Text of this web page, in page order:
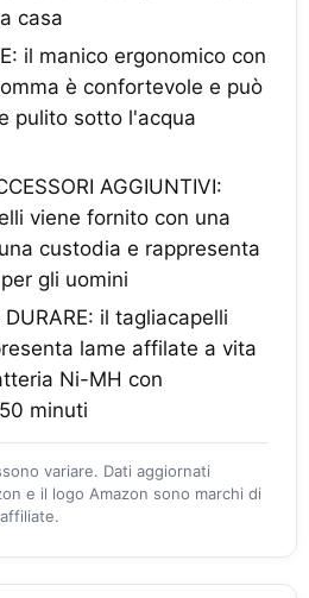
casa
il manico ergonomico con
è confortevole e può
pulito sotto l'acqua
AGGIUNTIVI:
viene fornito con una
custodia e rappresenta
gli uomini
DURARE: il tagliacapelli
lame affilate a vita
Ni-MH con
minuti
variare. Dati aggiornati
e il logo Amazon sono marchi di